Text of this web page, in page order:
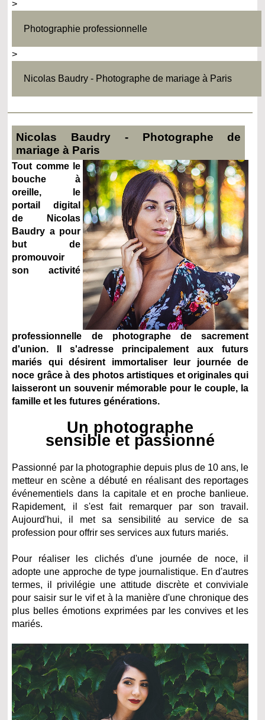
>
Photographie professionnelle
>
Nicolas Baudry - Photographe de mariage à Paris
Nicolas Baudry - Photographe de
mariage à Paris
Tout comme le
bouche à
oreille, le
portail digital
de Nicolas
Baudry a pour
but de
promouvoir
son activité
professionnelle de photographe de sacrement
d'union. Il s'adresse principalement aux futurs
mariés qui désirent immortaliser leur journée de
noce grâce à des photos artistiques et originales qui
laisseront un souvenir mémorable pour le couple, la
famille et les futures générations.
Un photographe
sensible et passionné
Passionné par la photographie depuis plus de 10 ans, le
metteur en scène a débuté en réalisant des reportages
événementiels dans la capitale et en proche banlieue.
Rapidement, il s'est fait remarquer par son travail.
Aujourd'hui, il met sa sensibilité au service de sa
profession pour offrir ses services aux futurs mariés.
Pour réaliser les clichés d'une journée de noce, il
adopte une approche de type journalistique. En d'autres
termes, il privilégie une attitude discrète et conviviale
pour saisir sur le vif et à la manière d'une chronique des
plus belles émotions exprimées par les convives et les
mariés.